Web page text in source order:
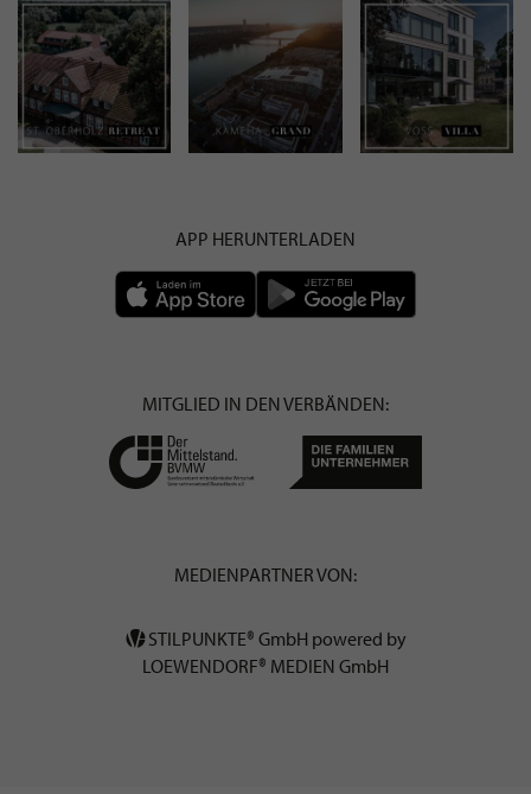
APP HERUNTERLADEN
MITGLIED IN DEN VERBÄNDEN:
MEDIENPARTNER VON:
STILPUNKTE® GmbH powered by
LOEWENDORF® MEDIEN GmbH